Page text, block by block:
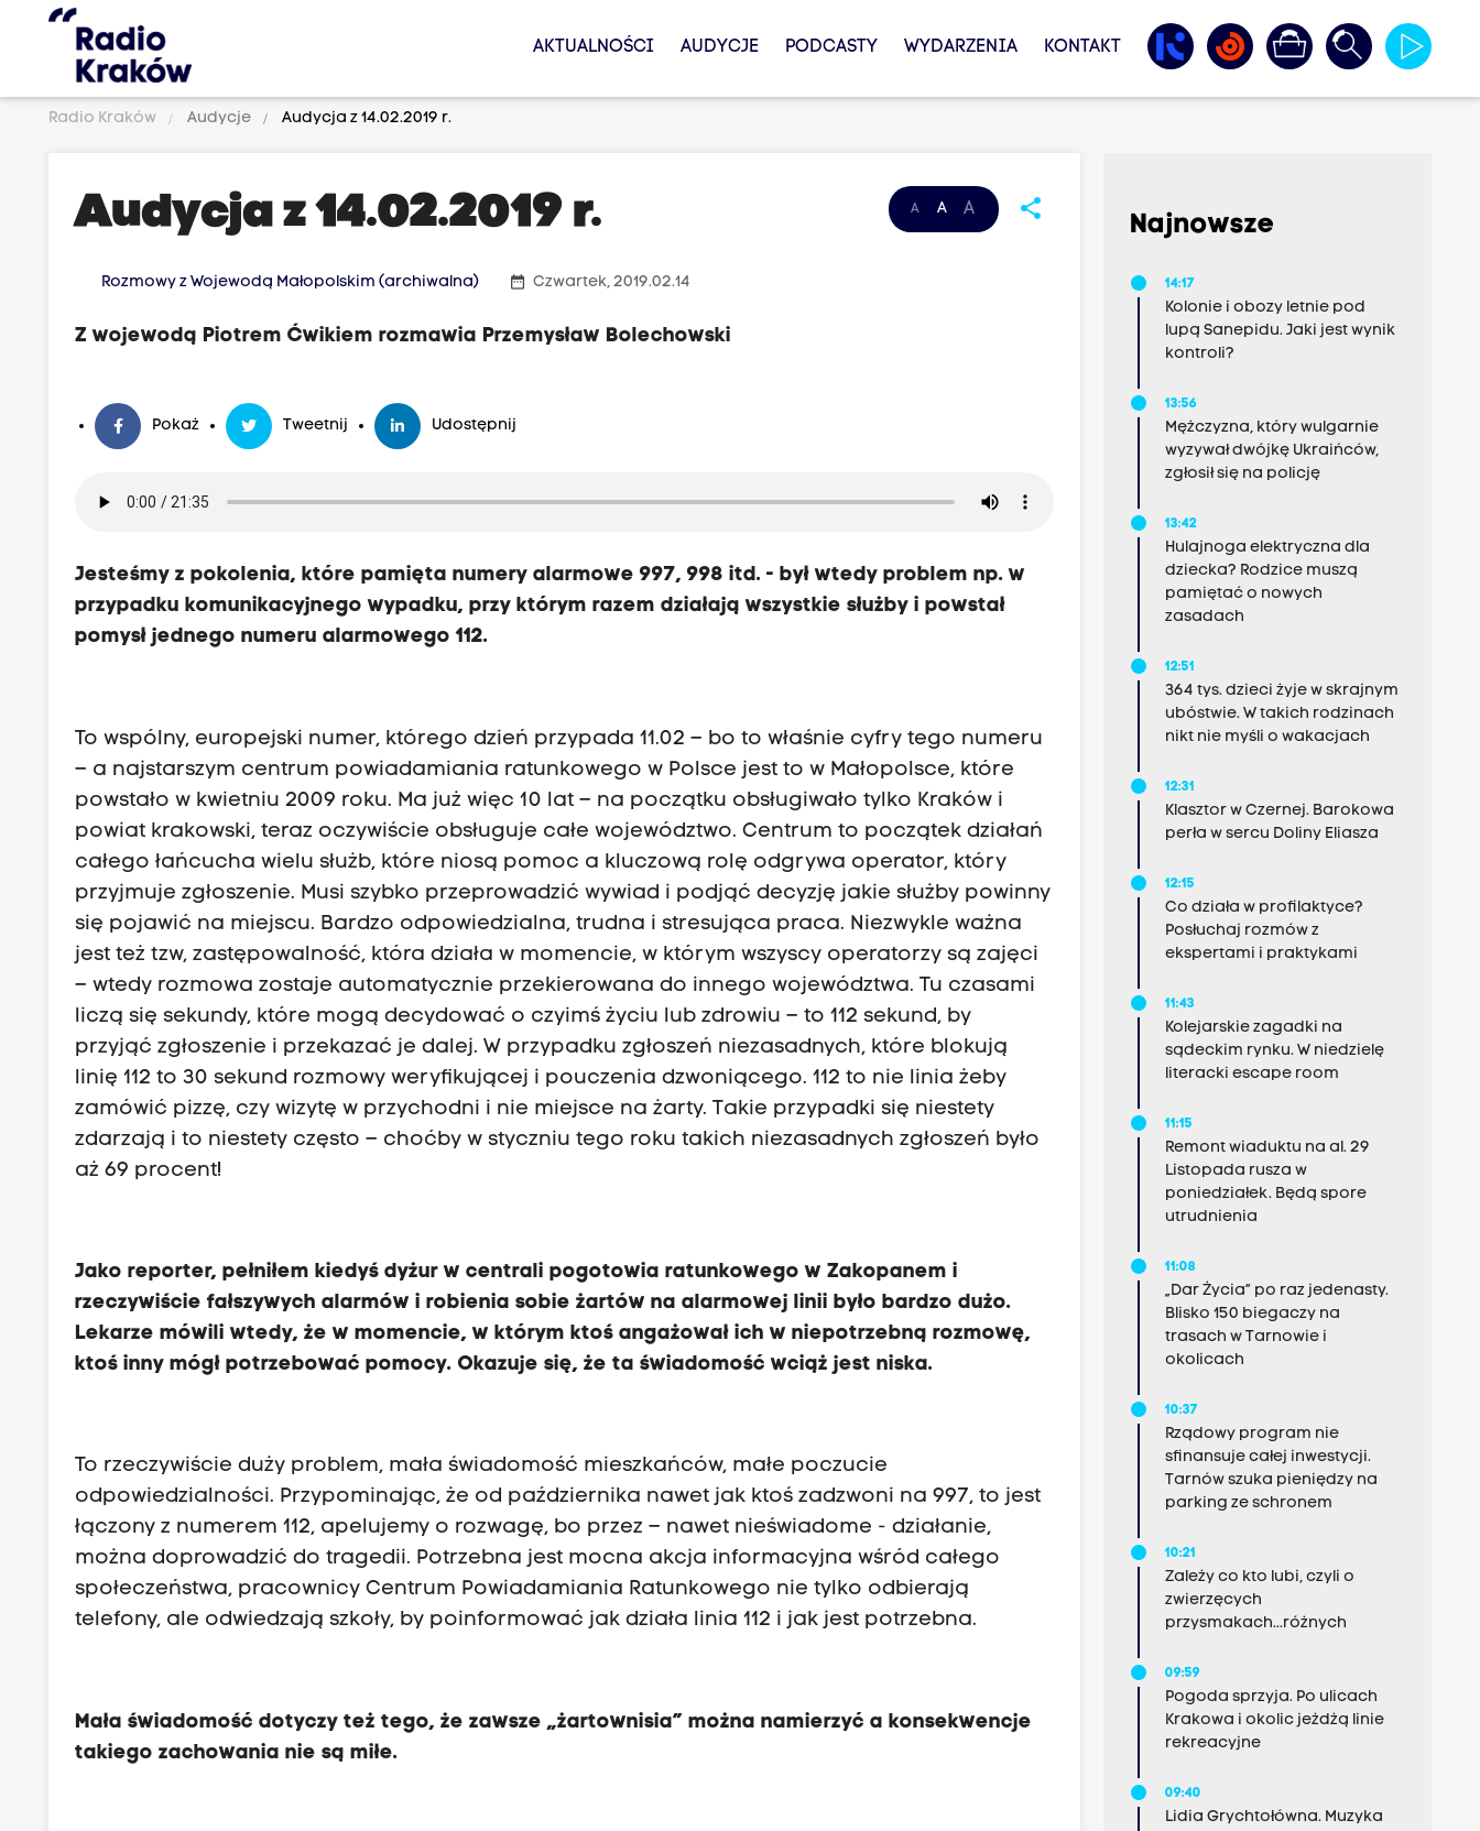
AKTUALNOŚCI AUDYCJE PODCASTY WYDARZENIA KONTAKT
Radio Kraków Audycje Audycja z 14.02.2019 r.
A A A share
Audycja z 14.02.2019 r.
Rozmowy z Wojewodą Małopolskim (archiwalna) date_range Czwartek, 2019.02.14
Z wojewodą Piotrem Ćwikiem rozmawia Przemysław Bolechowski
Pokaż Tweetnij Udostępnij
Jesteśmy z pokolenia, które pamięta numery alarmowe 997, 998 itd. - był wtedy problem np. w
przypadku komunikacyjnego wypadku, przy którym razem działają wszystkie służby i powstał
pomysł jednego numeru alarmowego 112.
To wspólny, europejski numer, którego dzień przypada 11.02 – bo to właśnie cyfry tego numeru
– a najstarszym centrum powiadamiania ratunkowego w Polsce jest to w Małopolsce, które
powstało w kwietniu 2009 roku. Ma już więc 10 lat – na początku obsługiwało tylko Kraków i
powiat krakowski, teraz oczywiście obsługuje całe województwo. Centrum to początek działań
całego łańcucha wielu służb, które niosą pomoc a kluczową rolę odgrywa operator, który
przyjmuje zgłoszenie. Musi szybko przeprowadzić wywiad i podjąć decyzję jakie służby powinny
się pojawić na miejscu. Bardzo odpowiedzialna, trudna i stresująca praca. Niezwykle ważna
jest też tzw, zastępowalność, która działa w momencie, w którym wszyscy operatorzy są zajęci
– wtedy rozmowa zostaje automatycznie przekierowana do innego województwa. Tu czasami
liczą się sekundy, które mogą decydować o czyimś życiu lub zdrowiu – to 112 sekund, by
przyjąć zgłoszenie i przekazać je dalej. W przypadku zgłoszeń niezasadnych, które blokują
linię 112 to 30 sekund rozmowy weryfikującej i pouczenia dzwoniącego. 112 to nie linia żeby
zamówić pizzę, czy wizytę w przychodni i nie miejsce na żarty. Takie przypadki się niestety
zdarzają i to niestety często – choćby w styczniu tego roku takich niezasadnych zgłoszeń było
aż 69 procent!
Jako reporter, pełniłem kiedyś dyżur w centrali pogotowia ratunkowego w Zakopanem i
rzeczywiście fałszywych alarmów i robienia sobie żartów na alarmowej linii było bardzo dużo.
Lekarze mówili wtedy, że w momencie, w którym ktoś angażował ich w niepotrzebną rozmowę,
ktoś inny mógł potrzebować pomocy. Okazuje się, że ta świadomość wciąż jest niska.
To rzeczywiście duży problem, mała świadomość mieszkańców, małe poczucie
odpowiedzialności. Przypominając, że od października nawet jak ktoś zadzwoni na 997, to jest
łączony z numerem 112, apelujemy o rozwagę, bo przez – nawet nieświadome - działanie,
można doprowadzić do tragedii. Potrzebna jest mocna akcja informacyjna wśród całego
społeczeństwa, pracownicy Centrum Powiadamiania Ratunkowego nie tylko odbierają
telefony, ale odwiedzają szkoły, by poinformować jak działa linia 112 i jak jest potrzebna.
Mała świadomość dotyczy też tego, że zawsze „żartownisia” można namierzyć a konsekwencje
takiego zachowania nie są miłe.
Najnowsze
14:17
Kolonie i obozy letnie pod
lupą Sanepidu. Jaki jest wynik
kontroli?
13:56
Mężczyzna, który wulgarnie
wyzywał dwójkę Ukraińców,
zgłosił się na policję
13:42
Hulajnoga elektryczna dla
dziecka? Rodzice muszą
pamiętać o nowych
zasadach
12:51
364 tys. dzieci żyje w skrajnym
ubóstwie. W takich rodzinach
nikt nie myśli o wakacjach
12:31
Klasztor w Czernej. Barokowa
perła w sercu Doliny Eliasza
12:15
Co działa w profilaktyce?
Posłuchaj rozmów z
ekspertami i praktykami
11:43
Kolejarskie zagadki na
sądeckim rynku. W niedzielę
literacki escape room
11:15
Remont wiaduktu na al. 29
Listopada rusza w
poniedziałek. Będą spore
utrudnienia
11:08
„Dar Życia” po raz jedenasty.
Blisko 150 biegaczy na
trasach w Tarnowie i
okolicach
10:37
Rządowy program nie
sfinansuje całej inwestycji.
Tarnów szuka pieniędzy na
parking ze schronem
10:21
Zależy co kto lubi, czyli o
zwierzęcych
przysmakach...różnych
09:59
Pogoda sprzyja. Po ulicach
Krakowa i okolic jeżdżą linie
rekreacyjne
09:40
Lidia Grychtołówna. Muzyka